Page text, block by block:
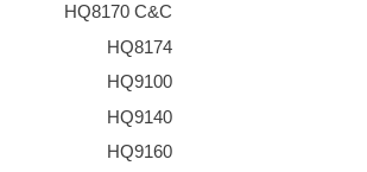
HQ8170 C&C
HQ8174
HQ9100
HQ9140
HQ9160